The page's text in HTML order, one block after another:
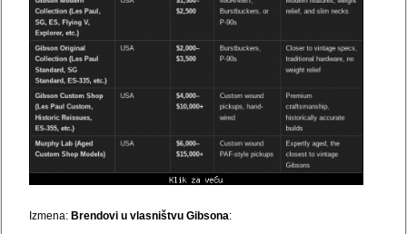
Izmena: Brendovi u vlasništvu Gibsona: